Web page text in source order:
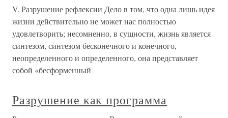
V. Разрушение рефлексии Дело в том, что одна лишь идея
жизни действительно не может нас полностью
удовлетворить; несомненно, в сущности, жизнь является
синтезом, синтезом бесконечного и конечного,
неопределенного и определенного, она представляет
собой «бесформенный
Разрушение как программа